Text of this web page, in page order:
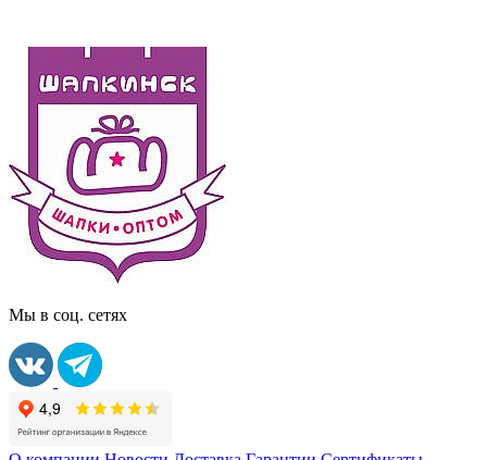
Мы в соц. сетях